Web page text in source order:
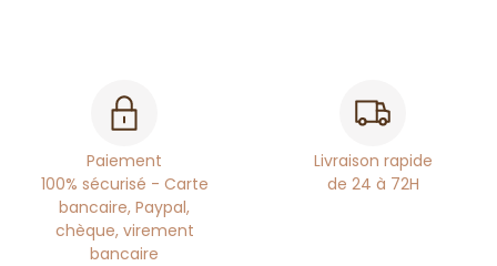
Paiement
100% sécurisé - Carte
bancaire, Paypal,
chèque, virement
bancaire
Livraison rapide
de 24 à 72H